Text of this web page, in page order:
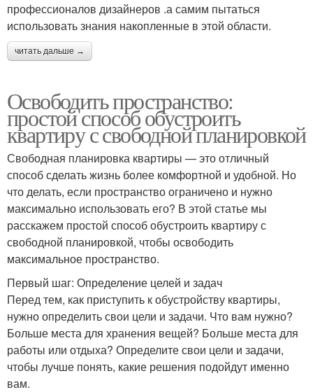
профессионалов дизайнеров .а самим пытаться
использовать знания накопленные в этой области.
читать дальше →
Освободить пространство:
простой способ обустроить
квартиру с свободной планировкой
Свободная планировка квартиры — это отличный
способ сделать жизнь более комфортной и удобной. Но
что делать, если пространство ограничено и нужно
максимально использовать его? В этой статье мы
расскажем простой способ обустроить квартиру с
свободной планировкой, чтобы освободить
максимальное пространство.
Первый шаг: Определение целей и задач
Перед тем, как приступить к обустройству квартиры,
нужно определить свои цели и задачи. Что вам нужно?
Больше места для хранения вещей? Больше места для
работы или отдыха? Определите свои цели и задачи,
чтобы лучше понять, какие решения подойдут именно
вам.